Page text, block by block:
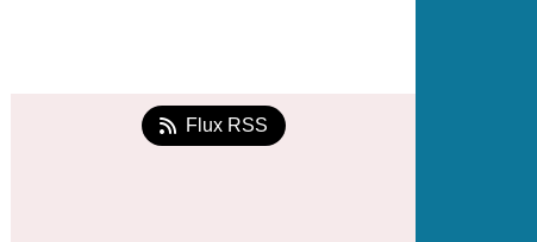
Flux RSS